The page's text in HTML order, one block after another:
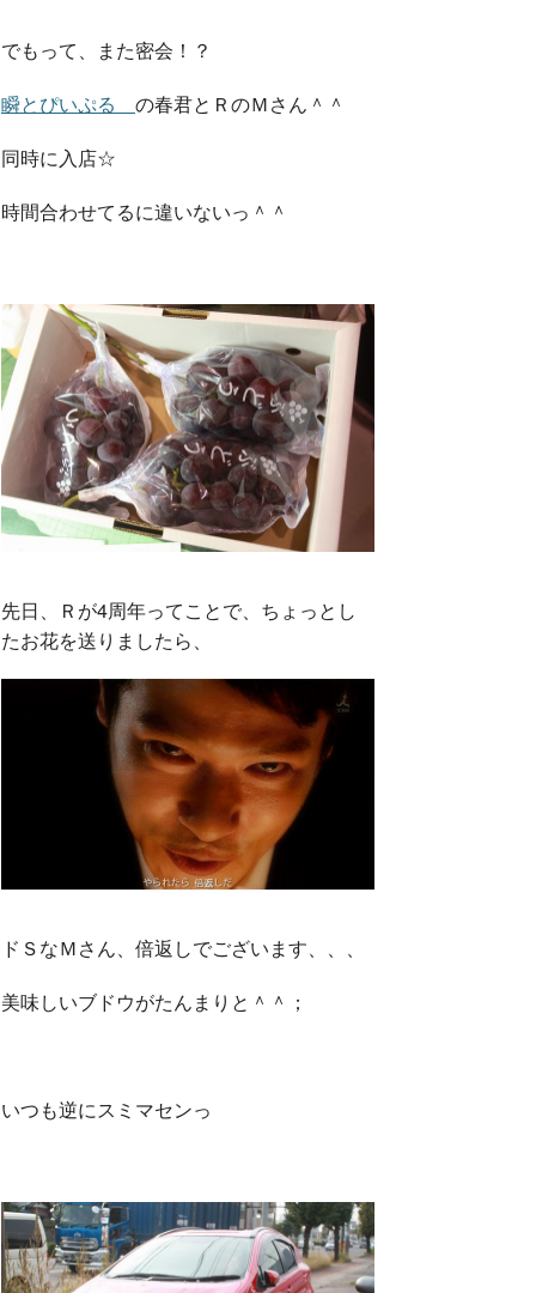
でもって、また密会！？
瞬とぴいぷる の春君とＲのＭさん＾＾
同時に入店☆
時間合わせてるに違いないっ＾＾
先日、Ｒが4周年ってことで、ちょっとし
たお花を送りましたら、
ドＳなＭさん、倍返しでございます、、、
美味しいブドウがたんまりと＾＾；
いつも逆にスミマセンっ